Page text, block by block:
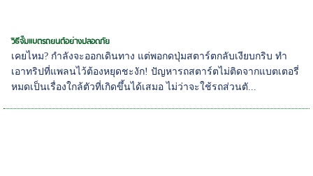
วิธีจั๊มแบตรถยนต์อย่างปลอดภัย
เคยไหม? กำลังจะออกเดินทาง แต่พอกดปุ่มสตาร์ตกลับเงียบกริบ ทำ
เอาทริปที่แพลนไว้ต้องหยุดชะงัก! ปัญหารถสตาร์ตไม่ติดจากแบตเตอรี่
หมดเป็นเรื่องใกล้ตัวที่เกิดขึ้นได้เสมอ ไม่ว่าจะใช้รถส่วนตั...